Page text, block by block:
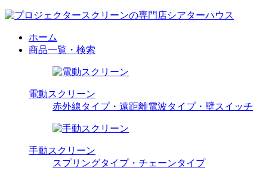
ホーム
商品一覧・検索
電動スクリーン
赤外線タイプ・遠距離電波タイプ・壁スイッチ
手動スクリーン
スプリングタイプ・チェーンタイプ